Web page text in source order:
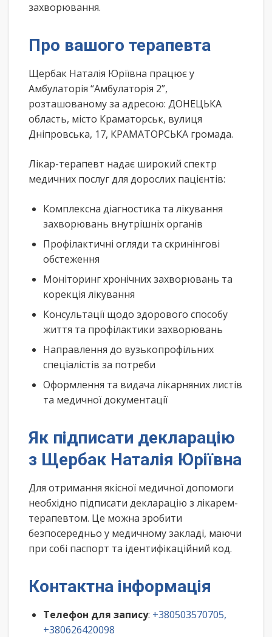
захворювання.
Про вашого терапевта
Щербак Наталія Юріївна працює у
Амбулаторія “Амбулаторія 2”,
розташованому за адресою: ДОНЕЦЬКА
область, місто Краматорськ, вулиця
Дніпровська, 17, КРАМАТОРСЬКА громада.
Лікар-терапевт надає широкий спектр
медичних послуг для дорослих пацієнтів:
Комплексна діагностика та лікування
захворювань внутрішніх органів
Профілактичні огляди та скринінгові
обстеження
Моніторинг хронічних захворювань та
корекція лікування
Консультації щодо здорового способу
життя та профілактики захворювань
Направлення до вузькопрофільних
спеціалістів за потреби
Оформлення та видача лікарняних листів
та медичної документації
Як підписати декларацію
з Щербак Наталія Юріївна
Для отримання якісної медичної допомоги
необхідно підписати декларацію з лікарем-
терапевтом. Це можна зробити
безпосередньо у медичному закладі, маючи
при собі паспорт та ідентифікаційний код.
Контактна інформація
Телефон для запису: +380503570705,
+380626420098